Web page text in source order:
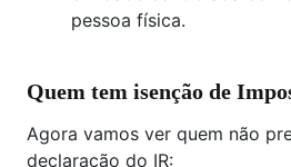
pessoa física.
Quem tem isenção de
Agora vamos ver quem não
declaração do IR: